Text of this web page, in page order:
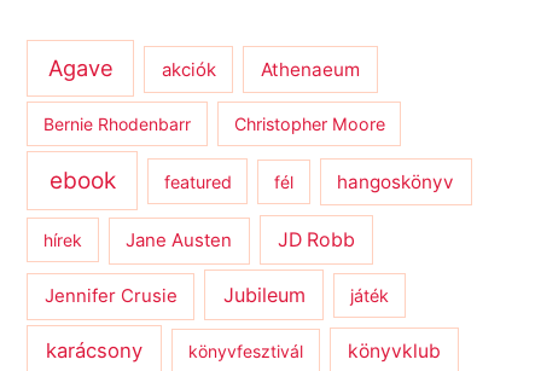
Agave akciók Athenaeum
Bernie Rhodenbarr Christopher Moore
ebook featured fél hangoskönyv
hírek Jane Austen JD Robb
Jennifer Crusie Jubileum játék
karácsony könyvfesztivál könyvklub